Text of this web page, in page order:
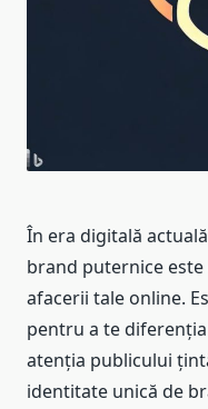
În era digitală
brand puternice
afacerii tale online.
pentru a te
atenția publicului
identitate unică de